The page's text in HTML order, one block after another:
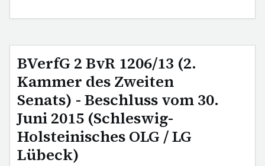
BVerfG 2 BvR 1206/13 (2.
Kammer des Zweiten
Senats) - Beschluss vom 30.
Juni 2015 (Schleswig-
Holsteinisches OLG / LG
Lübeck)